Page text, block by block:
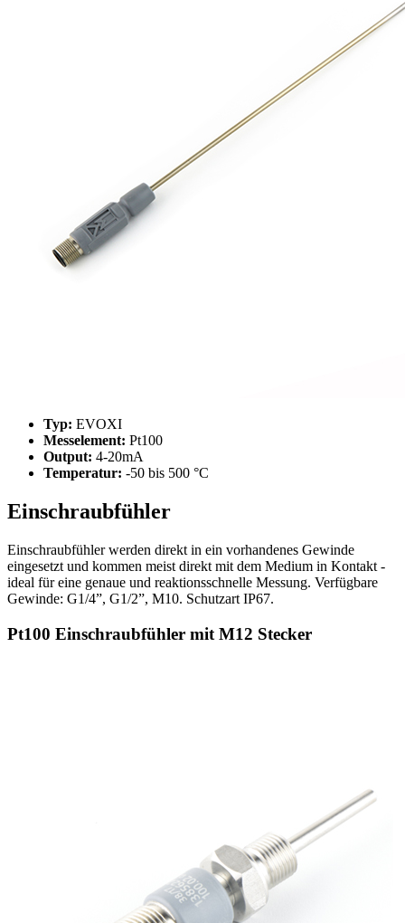
Typ: EVOXI
Messelement: Pt100
Output: 4-20mA
Temperatur: -50 bis 500 °C
Einschraubfühler
Einschraubfühler werden direkt in ein vorhandenes Gewinde
eingesetzt und kommen meist direkt mit dem Medium in Kontakt -
ideal für eine genaue und reaktionsschnelle Messung. Verfügbare
Gewinde: G1/4”, G1/2”, M10. Schutzart IP67.
Pt100 Einschraubfühler mit M12 Stecker